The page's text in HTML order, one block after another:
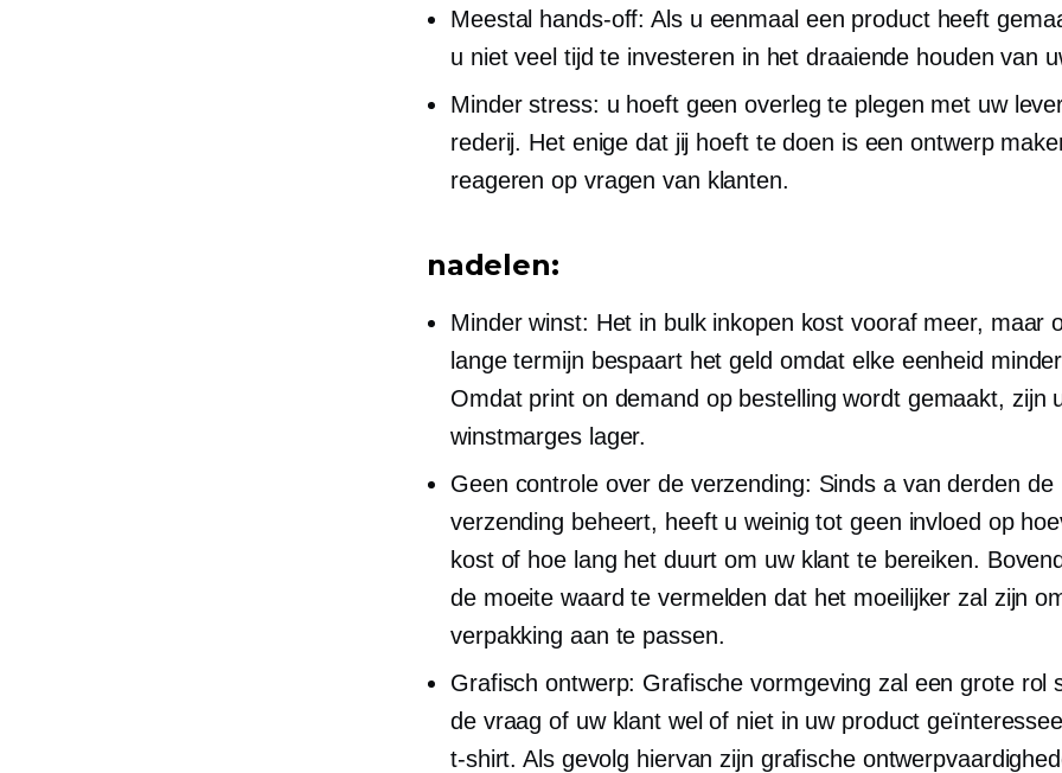
Meestal hands-off: Als u eenmaal een product heeft
u niet veel tijd te investeren in het draaiende houden van
Minder stress: u hoeft geen overleg te plegen met uw
rederij. Het enige dat jij hoeft te doen is een ontwerp
reageren op vragen van klanten.
nadelen:
Minder winst: Het in bulk inkopen kost vooraf meer, maar
lange termijn bespaart het geld omdat elke eenheid
Omdat print on demand op bestelling wordt gemaakt, zijn
winstmarges lager.
Geen controle over de verzending: Sinds a van derden de
verzending beheert, heeft u weinig tot geen invloed op
kost of hoe lang het duurt om uw klant te bereiken.
de moeite waard te vermelden dat het moeilijker zal zijn
verpakking aan te passen.
Grafisch ontwerp: Grafische vormgeving zal een grote rol
de vraag of uw klant wel of niet in uw product
t-shirt. Als gevolg hiervan zijn grafische